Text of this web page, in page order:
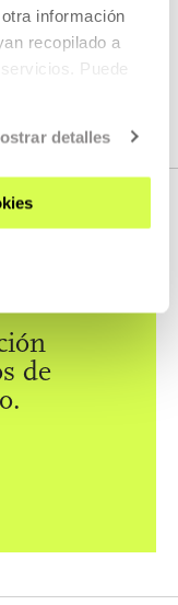
información
recopilado a
Puede
detalles
de